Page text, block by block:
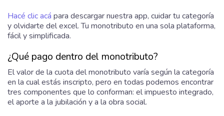
Hacé clic acá para descargar nuestra app, cuidar tu categoría
y olvidarte del excel. Tu monotributo en una sola plataforma,
fácil y simplificada.
¿Qué pago dentro del monotributo?
El valor de la cuota del monotributo varía según la categoría
en la cual estás inscripto, pero en todas podemos encontrar
tres componentes que lo conforman: el impuesto integrado,
el aporte a la jubilación y a la obra social.